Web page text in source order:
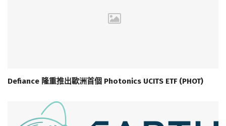
Defiance 隆重推出歐洲首個 Photonics UCITS ETF (PHOT)